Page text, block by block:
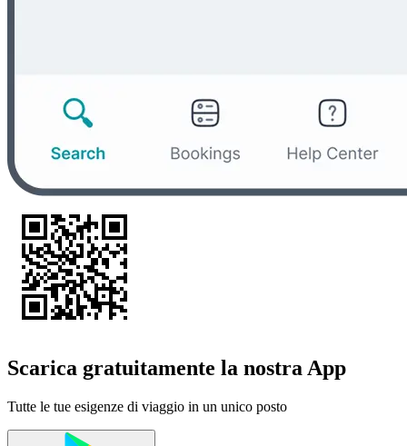
Scarica gratuitamente la nostra App
Tutte le tue esigenze di viaggio in un unico posto